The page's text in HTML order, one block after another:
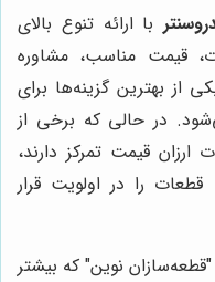
با ارائه تنوع بالای
قیمت مناسب، مشاوره
از بهترین گزینه‌ها برای
در حالی که برخی از
قیمت تمرکز دارند،
را در اولویت قرار
نوین" که بیشتر